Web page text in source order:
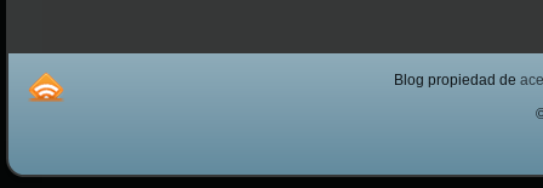
Blog propiedad de